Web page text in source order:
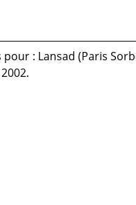
: Lansad (Paris